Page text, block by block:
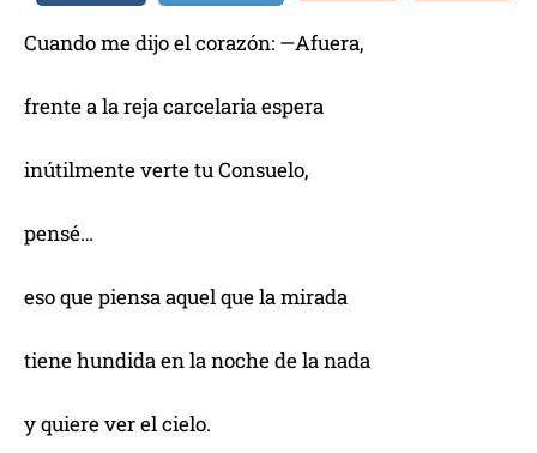
Cuando me dijo el corazón: —Afuera,
frente a la reja carcelaria espera
inútilmente verte tu Consuelo,
pensé…
eso que piensa aquel que la mirada
tiene hundida en la noche de la nada
y quiere ver el cielo.